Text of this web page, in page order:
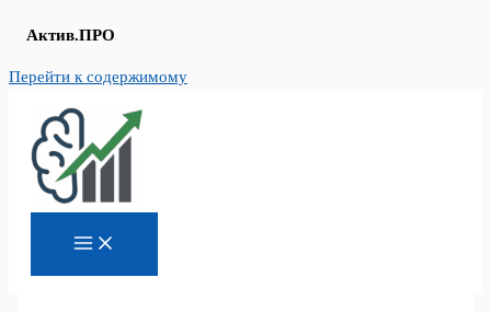
Актив.ПРО
Перейти к содержимому